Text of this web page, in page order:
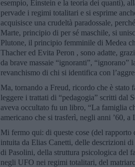
esempio, Einstein e la teoria dei quanti),
pervade i regimi totalitari e si esprime
acquisisce una crudeltà paradossale,
Marte, principio di per sé maschile, si
Plutone, il principio femminile di Medea
Thacher ed Evita Peron , sono adatte,
da brave massaie “ignoranti”,
revanchismo di chi si identifica con
Ma, tornando a Freud, ricordo che è stato
leggere i trattati di “pedagogia” scritti dal
aveva occultato fu un libro, “La famiglia
americano che si trasferì, negli anni ’60,
Mi fermo qui: di queste cose (del
intuita da Elias Canetti, delle descrizioni
di Pasolini, della struttura psicologica del
negli UFO nei regimi totalitari, del